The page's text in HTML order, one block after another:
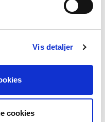
Vis detaljer
cookies
nemlig begynde på en
kan få den støtte,
for Sophias ve og